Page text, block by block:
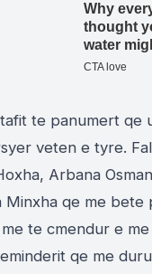
te panumert qe
veten e tyre.
Arbana
Minxha qe me bete
te cmendur e
qe me